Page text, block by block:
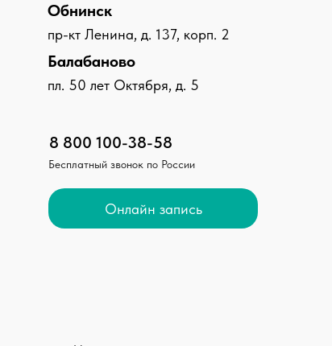
Онлайн запись
Обнинск
пр-кт Ленина, д. 137, корп. 2
Балабаново
пл. 50 лет Октября, д. 5
8 800 100-38-58
Бесплатный звонок по России